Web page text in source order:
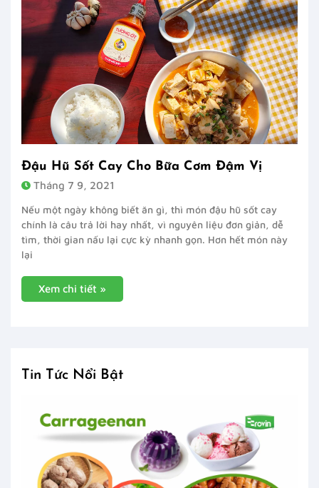
Đậu Hũ Sốt Cay Cho Bữa Cơm Đậm Vị
Tháng 7 9, 2021
Nếu một ngày không biết ăn gì, thì món đậu hũ sốt cay
chính là câu trả lời hay nhất, vì nguyên liệu đơn giản, dễ
tìm, thời gian nấu lại cực kỳ nhanh gọn. Hơn hết món này
lại
Xem chi tiết »
Tin Tức Nổi Bật